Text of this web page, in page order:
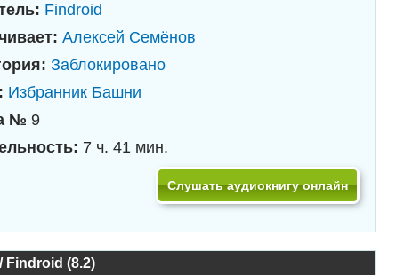
Findroid
Алексей Семёнов
Заблокировано
Избранник Башни
№ 9
7 ч. 41 мин.
Слушать аудиокнигу онлайн
Findroid (8.2)